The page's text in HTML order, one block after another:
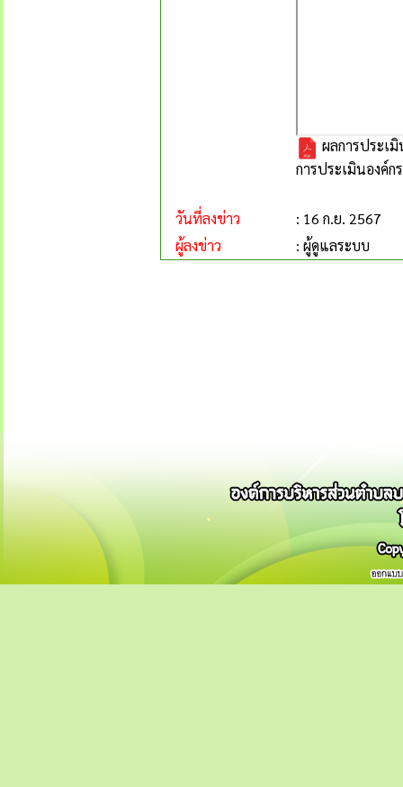
ผลการประเ
การประเมินองค์
วันที่ลงข่าว
: 16 ก.ย. 2567
ผู้ลงข่าว
: ผู้ดูแลระบบ